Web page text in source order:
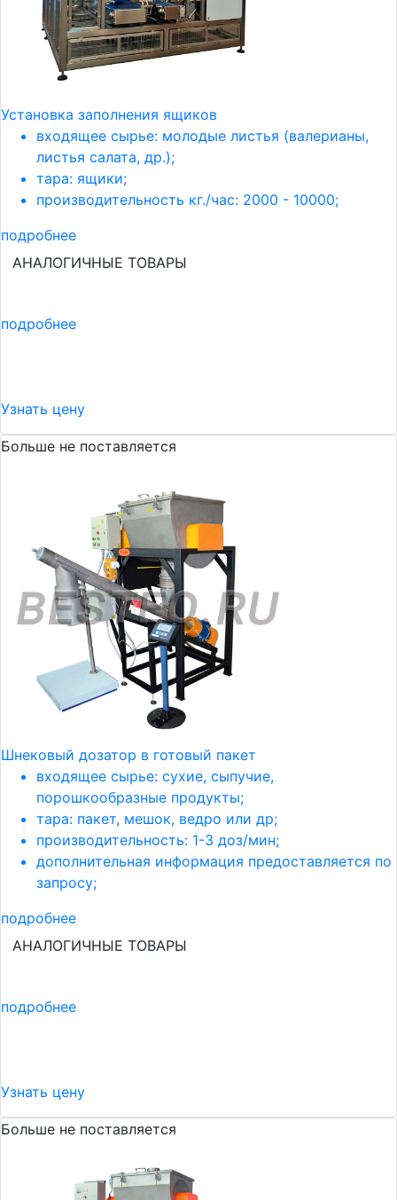
Установка заполнения ящиков
входящее сырье: молодые листья (валерианы,
листья салата, др.);
тара: ящики;
производительность кг./час: 2000 - 10000;
подробнее
АНАЛОГИЧНЫЕ ТОВАРЫ
подробнее
Узнать цену
Больше не поставляется
Шнековый дозатор в готовый пакет
входящее сырье: сухие, сыпучие,
порошкообразные продукты;
тара: пакет, мешок, ведро или др;
производительность: 1-3 доз/мин;
дополнительная информация предоставляется по
запросу;
подробнее
АНАЛОГИЧНЫЕ ТОВАРЫ
подробнее
Узнать цену
Больше не поставляется